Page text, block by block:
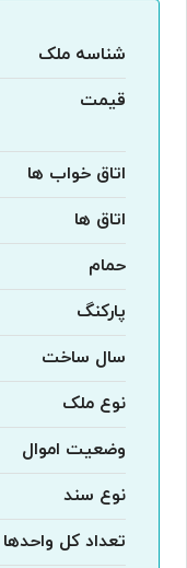
شناسه ملک
قیمت
اتاق خواب ها
اتاق ها
حمام
پارکنگ
سال ساخت
نوع ملک
وضعیت اموال
نوع سند
تعداد کل واحدها